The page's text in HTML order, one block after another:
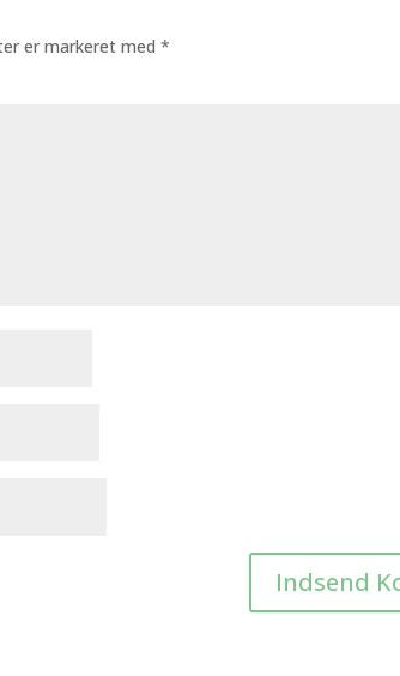
er markeret med*